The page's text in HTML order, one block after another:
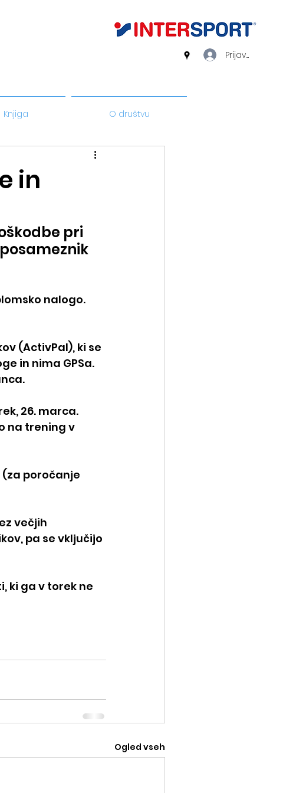
Prijava
Knjiga O društvu
in
pri
nalogo.
(ActivPal), ki se
in nima GPSa.
26. marca.
na trening v
(za poročanje
večjih
pa se vključijo
ki ga v torek ne
Ogled vseh